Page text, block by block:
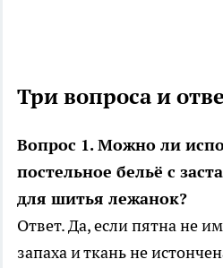
Три вопроса и
Вопрос 1. Можно ли
постельное бельё с
для шитья лежанок?
Ответ. Да, если пятна не
запаха и ткань не